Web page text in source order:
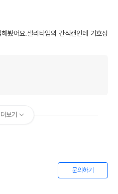
0.3%
봤어요.젤리타입의 간식캔인데 기호성
보기
문의하기